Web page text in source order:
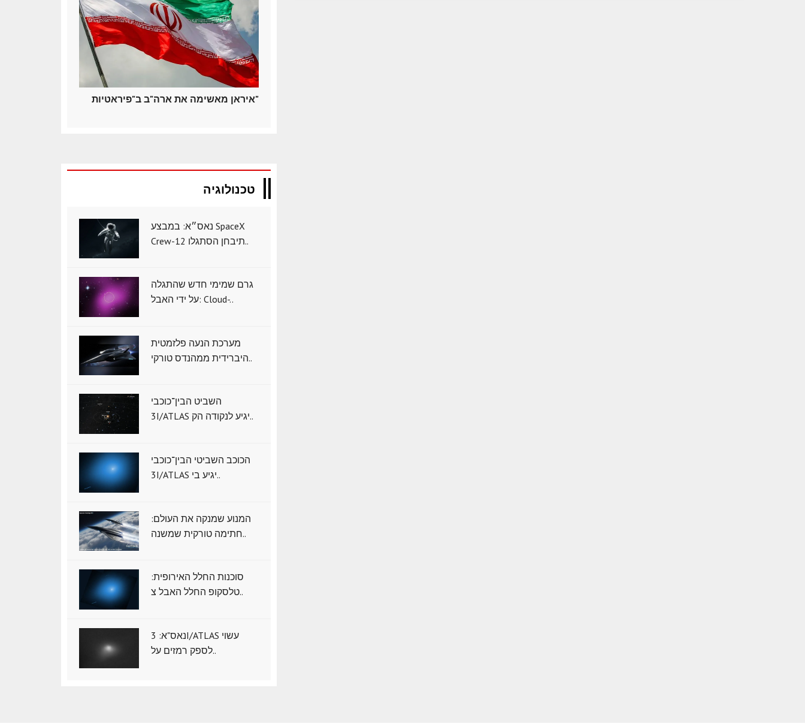
איראן מאשימה את ארה"ב ב"פיראטיות"
טכנולוגיה
נאס״א: במבצע SpaceX
Crew-12 תיבחן הסתגלו..
גרם שמימי חדש שהתגלה
על ידי האבל: Cloud-..
מערכת הנעה פלזמטית
היברידית ממהנדס טורקי..
השביט הבין־כוכבי
3I/ATLAS יגיע לנקודה הק..
הכוכב השביטי הבין־כוכבי
3I/ATLAS יגיע בי..
המנוע שמנקה את העולם:
חתימה טורקית שמשנה..
סוכנות החלל האירופית:
טלסקופ החלל האבל צ..
נאס"א: ‏3I/ATLAS עשוי
לספק רמזים על..